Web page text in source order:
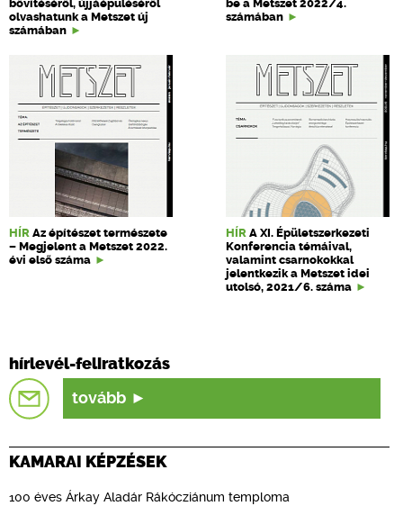
bővítéséről, újjáépüléséről
olvashatunk a Metszet új
számában
be a Metszet 2022/4.
számában
HÍR Az építészet természete
– Megjelent a Metszet 2022.
évi első száma
HÍR A XI. Épületszerkezeti
Konferencia témáival,
valamint csarnokokkal
jelentkezik a Metszet idei
utolsó, 2021/6. száma
hírlevél-feliratkozás
tovább
KAMARAI KÉPZÉSEK
100 éves Árkay Aladár Rákócziánum temploma